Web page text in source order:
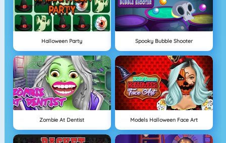
Halloween Party Spooky Bubble Shooter
Zombie At Dentist Models Halloween Face Art